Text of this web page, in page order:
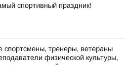
спортивный праздник!
спортсмены, тренеры, ветераны
физической культуры,